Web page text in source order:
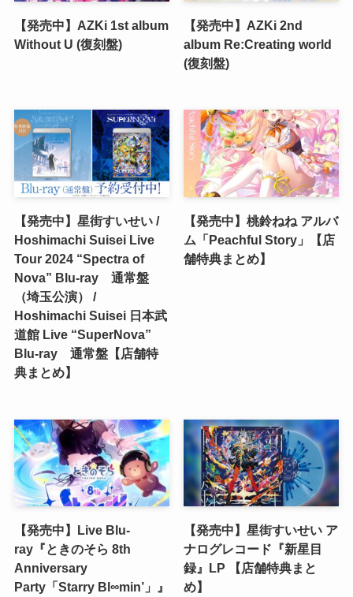
【発売中】AZKi 1st album
Without U (復刻盤)
【発売中】AZKi 2nd
album Re:Creating world
(復刻盤)
【発売中】星街すいせい /
Hoshimachi Suisei Live
Tour 2024 “Spectra of
Nova” Blu-ray 通常盤
（埼玉公演） /
Hoshimachi Suisei 日本武
道館 Live “SuperNova”
Blu-ray 通常盤【店舗特
典まとめ】
【発売中】桃鈴ねね アルバ
ム「Peachful Story」【店
舗特典まとめ】
【発売中】Live Blu-
ray『ときのそら 8th
Anniversary
Party「Starry Bl∞min’」』
【発売中】星街すいせい ア
ナログレコード『新星目
録』LP 【店舗特典まと
め】